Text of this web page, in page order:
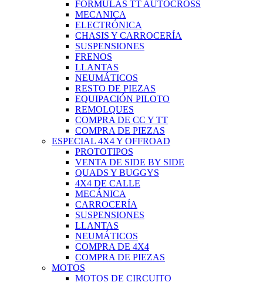
FORMULAS TT AUTOCROSS
MECANICA
ELECTRÓNICA
CHASIS Y CARROCERÍA
SUSPENSIONES
FRENOS
LLANTAS
NEUMÁTICOS
RESTO DE PIEZAS
EQUIPACIÓN PILOTO
REMOLQUES
COMPRA DE CC Y TT
COMPRA DE PIEZAS
ESPECIAL 4X4 Y OFFROAD
PROTOTIPOS
VENTA DE SIDE BY SIDE
QUADS Y BUGGYS
4X4 DE CALLE
MECÁNICA
CARROCERÍA
SUSPENSIONES
LLANTAS
NEUMÁTICOS
COMPRA DE 4X4
COMPRA DE PIEZAS
MOTOS
MOTOS DE CIRCUITO